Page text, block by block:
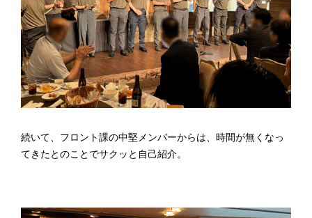
続いて、フロント課の中堅メンバーからは、時間が無くなっ
てきたとのことでサクッと自己紹介。